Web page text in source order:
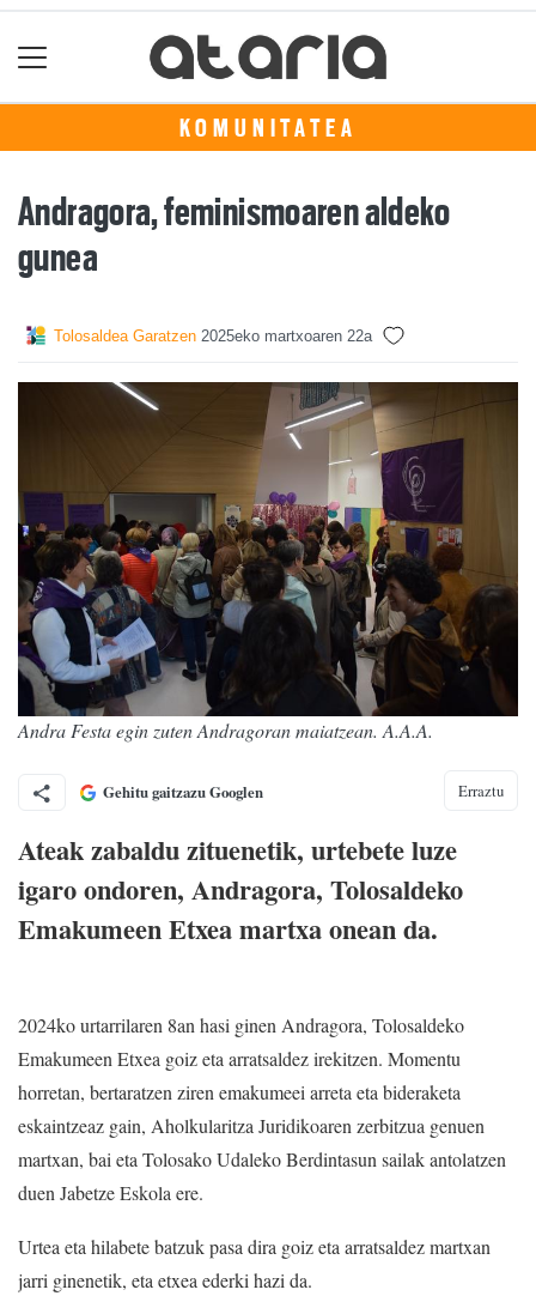
KOMUNITATEA
Andragora, feminismoaren aldeko
gunea
Tolosaldea Garatzen 2025eko martxoaren 22a
Andra Festa egin zuten Andragoran maiatzean. A.A.A.
Gehitu gaitzazu Googlen Erraztu
Ateak zabaldu zituenetik, urtebete luze
igaro ondoren, Andragora, Tolosaldeko
Emakumeen Etxea martxa onean da.
2024ko urtarrilaren 8an hasi ginen Andragora, Tolosaldeko
Emakumeen Etxea goiz eta arratsaldez irekitzen. Momentu
horretan, bertaratzen ziren emakumeei arreta eta bideraketa
eskaintzeaz gain, Aholkularitza Juridikoaren zerbitzua genuen
martxan, bai eta Tolosako Udaleko Berdintasun sailak antolatzen
duen Jabetze Eskola ere.
Urtea eta hilabete batzuk pasa dira goiz eta arratsaldez martxan
jarri ginenetik, eta etxea ederki hazi da.